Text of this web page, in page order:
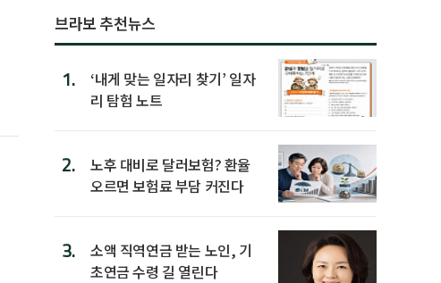
브라보 추천뉴스
1.
‘내게 맞는 일자리 찾기’ 일자
리 탐험 노트
2.
노후 대비로 달러보험? 환율
오르면 보험료 부담 커진다
3.
소액 직역연금 받는 노인, 기
초연금 수령 길 열린다